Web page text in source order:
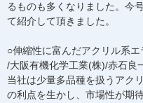
るものも多くなりました。今
て紹介して頂きました。
○伸縮性に富んだアクリル系
/大阪有機化学工業(株)/赤石良
当社は少量多品種を扱うアク
の利点を生かし、市場性が期